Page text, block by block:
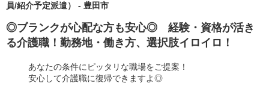
員/紹介予定派遣） - 豊田市
◎ブランクが心配な方も安心◎ 経験・資格が活き
る介護職！勤務地・働き方、選択肢イロイロ！
あなたの条件にピッタリな職場をご提案！
安心して介護職に復帰できますよ◎